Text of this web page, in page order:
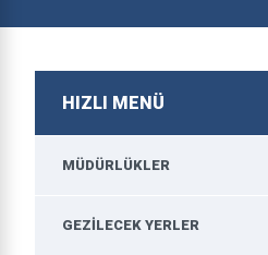
HIZLI MENÜ
MÜDÜRLÜKLER
GEZILECEK YERLER